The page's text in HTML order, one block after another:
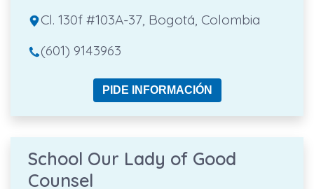
Cl. 130f #103A-37, Bogotá, Colombia
(601) 9143963
PIDE INFORMACIÓN
School Our Lady of Good
Counsel